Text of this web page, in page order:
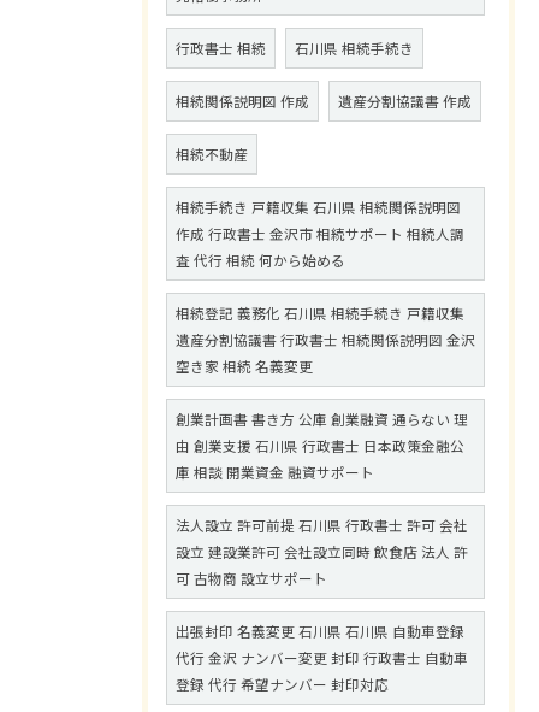
行政書士 相続 石川県 相続手続き
相続関係説明図 作成 遺産分割協議書 作成
相続不動産
相続手続き 戸籍収集 石川県 相続関係説明図
作成 行政書士 金沢市 相続サポート 相続人調
査 代行 相続 何から始める
相続登記 義務化 石川県 相続手続き 戸籍収集
遺産分割協議書 行政書士 相続関係説明図 金沢
空き家 相続 名義変更
創業計画書 書き方 公庫 創業融資 通らない 理
由 創業支援 石川県 行政書士 日本政策金融公
庫 相談 開業資金 融資サポート
法人設立 許可前提 石川県 行政書士 許可 会社
設立 建設業許可 会社設立同時 飲食店 法人 許
可 古物商 設立サポート
出張封印 名義変更 石川県 石川県 自動車登録
代行 金沢 ナンバー変更 封印 行政書士 自動車
登録 代行 希望ナンバー 封印対応